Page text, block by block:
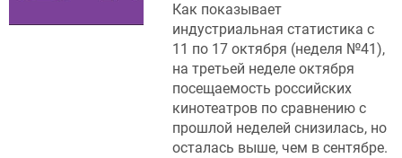
Как показывает
индустриальная статистика с
11 по 17 октября (неделя №41),
на третьей неделе октября
посещаемость российских
кинотеатров по сравнению с
прошлой неделей снизилась, но
осталась выше, чем в сентябре.